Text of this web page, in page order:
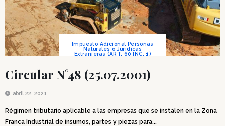
Impuesto Adicional Personas
Naturales o Jurídicas
Extranjeras (ART. 60 INC. 1)
Circular N°48 (25.07.2001)
abril 22, 2021
Régimen tributario aplicable a las empresas que se instalen en la Zona
Franca Industrial de insumos, partes y piezas para...